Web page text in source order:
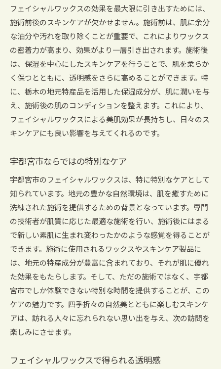
リフレッシュの旅栃木の自然と共にフェイシャルワ
ックスを堪能
リフレッシュ効果抜群の施術体験
フェイシャルワックスで心も体もリフレッシュ
宇都宮市で体験する特別な旅
心を癒す自然の贈り物
施術後の爽快感を楽しむ
スキンケアと観光の融合フェイシャルワックスで栃
スキンケアと観光を楽しむ贅沢な時間
フェイシャルワックスで栃木の魅力を再発見
観光と一緒に楽しむスキンケア体験
フェイシャルワックスで観光をより充実
心も肌も満たされる栃木の旅
宇都宮市のフェイシャルワックス施術で心も肌も癒
される旅
心を癒す施術の秘密
肌を癒すフェイシャルワックスの効果
宇都宮市で感じる心地よさ
心身をリフレッシュする施術体験
フェイシャルワックスの効果を最大限に引き出すためには、
施術前後のスキンケアが欠かせません。施術前は、肌に余分
な油分や汚れを取り除くことが重要で、これによりワックス
の密着力が高まり、効果がより一層引き出されます。施術後
は、保湿を中心にしたスキンケアを行うことで、肌を柔らか
く保つとともに、透明感をさらに高めることができます。特
に、栃木の地元特産品を活用した保湿成分が、肌に潤いを与
え、施術後の肌のコンディションを整えます。これにより、
フェイシャルワックスによる美肌効果が長持ちし、日々のス
キンケアにも良い影響を与えてくれるのです。
宇都宮市ならではの特別なケア
宇都宮市のフェイシャルワックスは、特に特別なケアとして
知られています。地元の豊かな自然環境は、肌を癒すために
洗練された施術を提供するための背景となっています。専門
の技術者が肌質に応じた最適な施術を行い、施術後にはまる
で新しい素肌に生まれ変わったかのような感覚を得ることが
できます。施術に使用されるワックスやスキンケア製品に
は、地元の特産成分が豊富に含まれており、それが肌に優れ
た効果をもたらします。そして、ただの施術ではなく、宇都
宮市でしか体験できない特別な時間を提供することが、この
ケアの魅力です。四季折々の自然美とともに楽しむスキンケ
アは、訪れる人々に忘れられない思い出を与え、次の訪問を
楽しみにさせます。
フェイシャルワックスで得られる透明感